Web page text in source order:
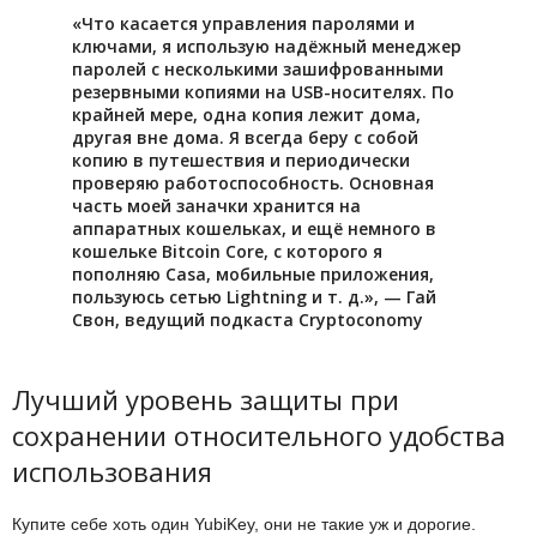
«Что касается управления паролями и
ключами, я использую надёжный менеджер
паролей с несколькими зашифрованными
резервными копиями на USB-носителях. По
крайней мере, одна копия лежит дома,
другая вне дома. Я всегда беру с собой
копию в путешествия и периодически
проверяю работоспособность. Основная
часть моей заначки хранится на
аппаратных кошельках, и ещё немного в
кошельке Bitcoin Core, с которого я
пополняю Casa, мобильные приложения,
пользуюсь сетью Lightning и т. д.», — Гай
Свон, ведущий подкаста Cryptoconomy
Лучший уровень защиты при
сохранении относительного удобства
использования
Купите себе хоть один YubiKey, они не такие уж и дорогие.